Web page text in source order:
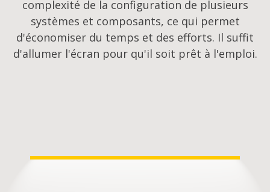
complexité de la configuration de plusieurs
systèmes et composants, ce qui permet
d'économiser du temps et des efforts. Il suffit
d'allumer l'écran pour qu'il soit prêt à l'emploi.